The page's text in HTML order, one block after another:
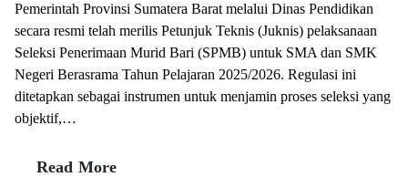
Pemerintah Provinsi Sumatera Barat melalui Dinas Pendidikan
secara resmi telah merilis Petunjuk Teknis (Juknis) pelaksanaan
Seleksi Penerimaan Murid Bari (SPMB) untuk SMA dan SMK
Negeri Berasrama Tahun Pelajaran 2025/2026. Regulasi ini
ditetapkan sebagai instrumen untuk menjamin proses seleksi yang
objektif,…
Read More